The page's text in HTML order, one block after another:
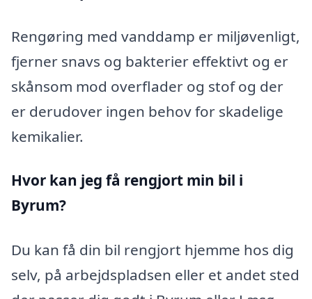
Rengøring med vanddamp er miljøvenligt,
fjerner snavs og bakterier effektivt og er
skånsom mod overflader og stof og der
er derudover ingen behov for skadelige
kemikalier.
Hvor kan jeg få rengjort min bil i
Byrum?
Du kan få din bil rengjort hjemme hos dig
selv, på arbejdspladsen eller et andet sted